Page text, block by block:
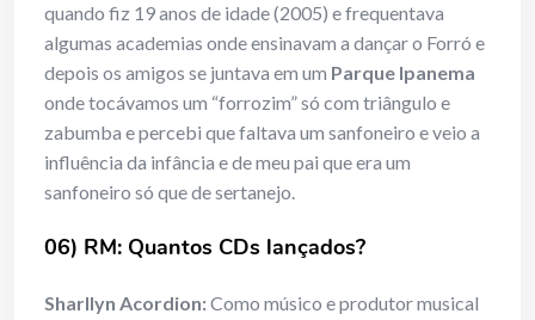
quando fiz 19 anos de idade (2005) e frequentava
algumas academias onde ensinavam a dançar o Forró e
depois os amigos se juntava em um Parque Ipanema
onde tocávamos um “forrozim” só com triângulo e
zabumba e percebi que faltava um sanfoneiro e veio a
influência da infância e de meu pai que era um
sanfoneiro só que de sertanejo.
06) RM: Quantos CDs lançados?
Sharllyn Acordion:Como músico e produtor musical